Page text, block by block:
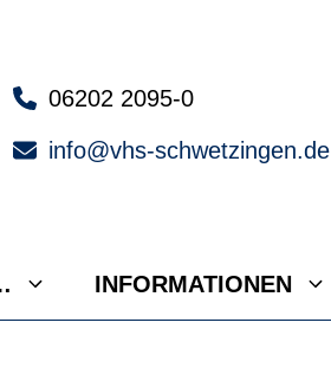
06202 2095-0
info@vhs-schwetzingen.de
INFORMATIONEN